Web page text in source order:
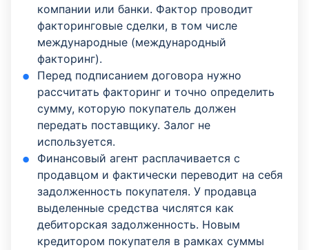
компании или банки. Фактор проводит
факторинговые сделки, в том числе
международные (международный
факторинг).
Перед подписанием договора нужно
рассчитать факторинг и точно определить
сумму, которую покупатель должен
передать поставщику. Залог не
используется.
Финансовый агент расплачивается с
продавцом и фактически переводит на себя
задолженность покупателя. У продавца
выделенные средства числятся как
дебиторская задолженность. Новым
кредитором покупателя в рамках суммы